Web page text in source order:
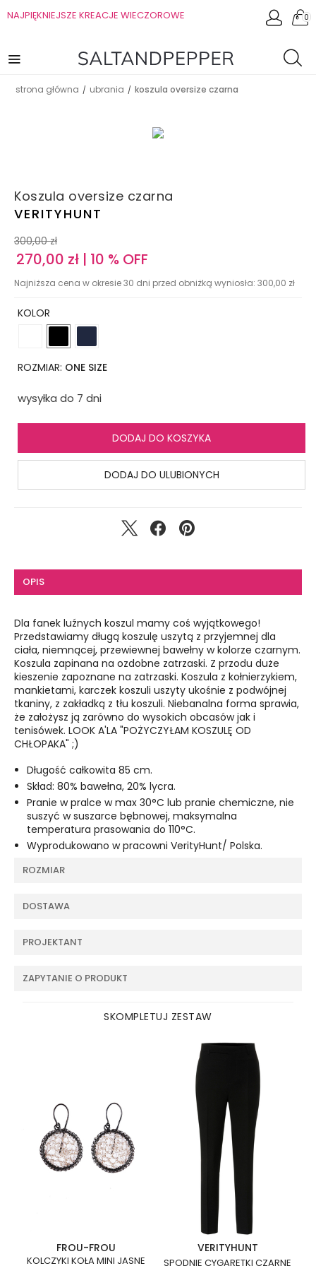
NAJPIĘKNIEJSZE KREACJE WIECZOROWE 0
strona główna / ubrania / koszula oversize czarna
Koszula oversize czarna
VERITYHUNT
300,00 zł
270,00 zł | 10 % OFF
Najniższa cena w okresie 30 dni przed obniżką wyniosła: 300,00 zł
KOLOR
ROZMIAR: ONE SIZE
wysyłka do 7 dni
DODAJ DO KOSZYKA
DODAJ DO ULUBIONYCH
OPIS
Dla fanek luźnych koszul mamy coś wyjątkowego!
Przedstawiamy długą koszulę uszytą z przyjemnej dla
ciała, niemnącej, przewiewnej bawełny w kolorze czarnym.
Koszula zapinana na ozdobne zatrzaski. Z przodu duże
kieszenie zapoznane na zatrzaski. Koszula z kołnierzykiem,
mankietami, karczek koszuli uszyty ukośnie z podwójnej
tkaniny, z zakładką z tłu koszuli. Niebanalna forma sprawia,
że założysz ją zarówno do wysokich obcasów jak i
tenisówek. LOOK A'LA "POŻYCZYŁAM KOSZULĘ OD
CHŁOPAKA" ;)
Długość całkowita 85 cm.
Skład: 80% bawełna, 20% lycra.
Pranie w pralce w max 30°C lub pranie chemiczne, nie
suszyć w suszarce bębnowej, maksymalna
temperatura prasowania do 110°C.
Wyprodukowano w pracowni VerityHunt/ Polska.
ROZMIAR
DOSTAWA
PROJEKTANT
ZAPYTANIE O PRODUKT
SKOMPLETUJ ZESTAW
FROU-FROU
KOLCZYKI KOŁA MINI JASNE
VERITYHUNT
SPODNIE CYGARETKI CZARNE